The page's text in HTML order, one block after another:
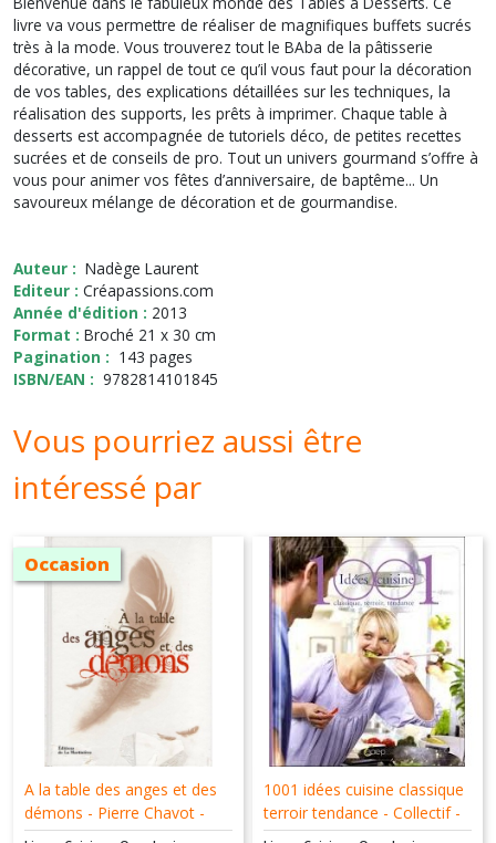
livre va vous permettre de réaliser de magnifiques buffets sucrés
très à la mode. Vous trouverez tout le BAba de la pâtisserie
décorative, un rappel de tout ce qu’il vous faut pour la décoration
de vos tables, des explications détaillées sur les techniques, la
réalisation des supports, les prêts à imprimer. Chaque table à
desserts est accompagnée de tutoriels déco, de petites recettes
sucrées et de conseils de pro. Tout un univers gourmand s’offre à
vous pour animer vos fêtes d’anniversaire, de baptême... Un
savoureux mélange de décoration et de gourmandise.
Auteur : Nadège Laurent
Editeur : Créapassions.com
Année d'édition : 2013
Format : Broché 21 x 30 cm
Pagination : 143 pages
ISBN/EAN : 9782814101845
Vous pourriez aussi être
intéressé par
Occasion
A la table des anges et des
démons - Pierre Chavot -
Sophie Brissaud - De la
1001 idées cuisine classique
terroir tendance - Collectif -
SAEP - 9782737226519